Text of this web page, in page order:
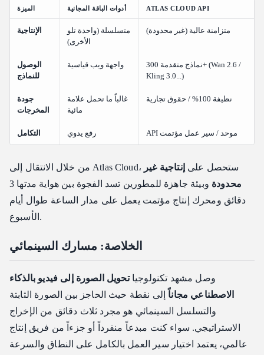
الميزة أدوات الباقة المجانية ATLAS CLOUD API
الإنتاجية
متسلسلة (واحدة تلو
الأخرى)
متزامنة عالية (غير محدودة)
الوصول
للنماذج
واجهة ويب قياسية
نماذج متقدمة 300+ (Wan 2.6 /
Kling 3.0...)
جودة
المخرجات
غالباً ما تحمل علامة
مائية
نظيفة 100% / حقوق تجارية
التكامل رفع يدوي API موحد / سير عمل مؤتمت
من خلال الانتقال إلى Atlas Cloud، ستحصل على إنتاجية غير
محدودة
وبيئة جاهزة للمطورين تسد الفجوة بين هواية مدتها 3
دقائق ومحرك إنتاج مؤتمت يعمل على مدار الساعة طوال أيام
الأسبوع.
الخلاصة: مسارك السينمائي
وصل مشهد تكنولوجياتحويل الصورة إلى فيديو بالذكاء
الاصطناعي مجاناً إلى نقطة حيث الحاجز بين الصورة الثابتة
والتسلسل السينمائي هو مجرد ثلاث دقائق من الإخراج
الاستراتيجي. سواء كنت مبدعاً منفرداً أو جزءاً من فريق إنتاج
عالمي، يعتمد اختيار سير العمل بالكامل على النطاق والسرعة